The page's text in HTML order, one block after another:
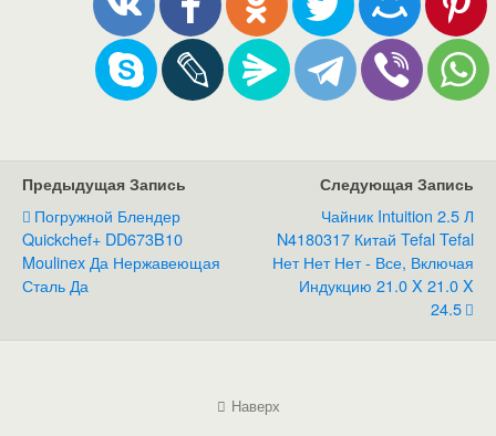
Предыдущая Запись
Погружной Блендер
Quickchef+ DD673B10
Moulinex Да Нержавеющая
Сталь Да
Следующая Запись
Чайник Intuition 2.5 Л
N4180317 Китай Tefal Tefal
Нет Нет Нет - Все, Включая
Индукцию 21.0 X 21.0 X
24.5
Наверх